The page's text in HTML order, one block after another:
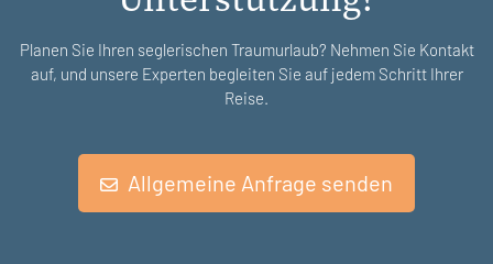
Planen Sie Ihren seglerischen Traumurlaub? Nehmen Sie Kontakt
auf, und unsere Experten begleiten Sie auf jedem Schritt Ihrer
Reise.
Allgemeine Anfrage senden